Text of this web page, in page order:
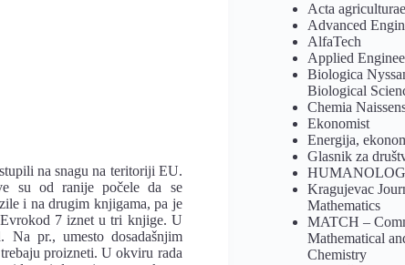
na snagu na teritoriji EU.
su od ranije počele da se
i na drugim knjigama, pa je
7 iznet u tri knjige. U
Na pr., umesto dosadašnjim
proizneti. U okviru rada
Acta
Advanced
AlfaTech
Applied
Biologica
Biological
Chemia
Ekonomist
Energija,
Glasnik za
Kragujevac
Mathematics
MATCH –
Mathematical
Chemistry